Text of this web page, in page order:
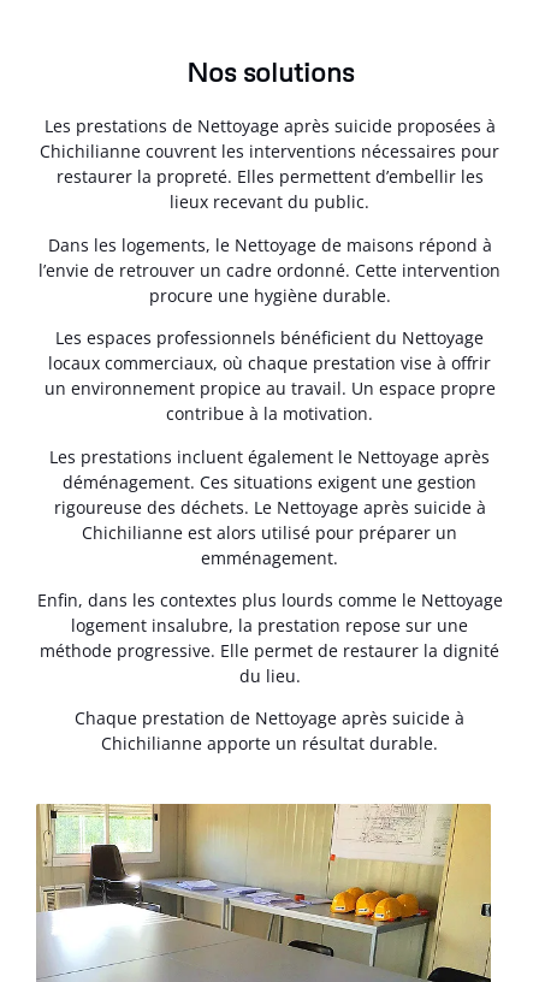
Nos solutions
Les prestations de Nettoyage après suicide proposées à
Chichilianne couvrent les interventions nécessaires pour
restaurer la propreté. Elles permettent d’embellir les
lieux recevant du public.
Dans les logements, le Nettoyage de maisons répond à
l’envie de retrouver un cadre ordonné. Cette intervention
procure une hygiène durable.
Les espaces professionnels bénéficient du Nettoyage
locaux commerciaux, où chaque prestation vise à offrir
un environnement propice au travail. Un espace propre
contribue à la motivation.
Les prestations incluent également le Nettoyage après
déménagement. Ces situations exigent une gestion
rigoureuse des déchets. Le Nettoyage après suicide à
Chichilianne est alors utilisé pour préparer un
emménagement.
Enfin, dans les contextes plus lourds comme le Nettoyage
logement insalubre, la prestation repose sur une
méthode progressive. Elle permet de restaurer la dignité
du lieu.
Chaque prestation de Nettoyage après suicide à
Chichilianne apporte un résultat durable.